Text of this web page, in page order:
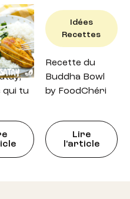
petit
qui tu
Idées
Recettes
Recette du
Buddha Bowl
by FoodChéri
Lire
l'article